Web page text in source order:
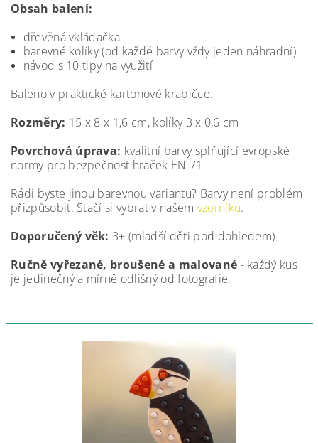
Obsah balení:
dřevěná vkládačka
barevné kolíky (od každé barvy vždy jeden náhradní)
návod s 10 tipy na využití
Baleno v praktické kartonové krabičce.
Rozměry: 15 x 8 x 1,6 cm, kolíky 3 x 0,6 cm
Povrchová úprava: kvalitní barvy splňující evropské
normy pro bezpečnost hraček EN 71
Rádi byste jinou barevnou variantu? Barvy není problém
přizpůsobit. Stačí si vybrat v našem vzorníku.
Doporučený věk: 3+ (mladší děti pod dohledem)
Ručně vyřezané, broušené a malované - každý kus
je jedinečný a mírně odlišný od fotografie.